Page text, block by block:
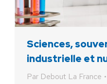
Sciences,
industrielle et
Par Debout La France